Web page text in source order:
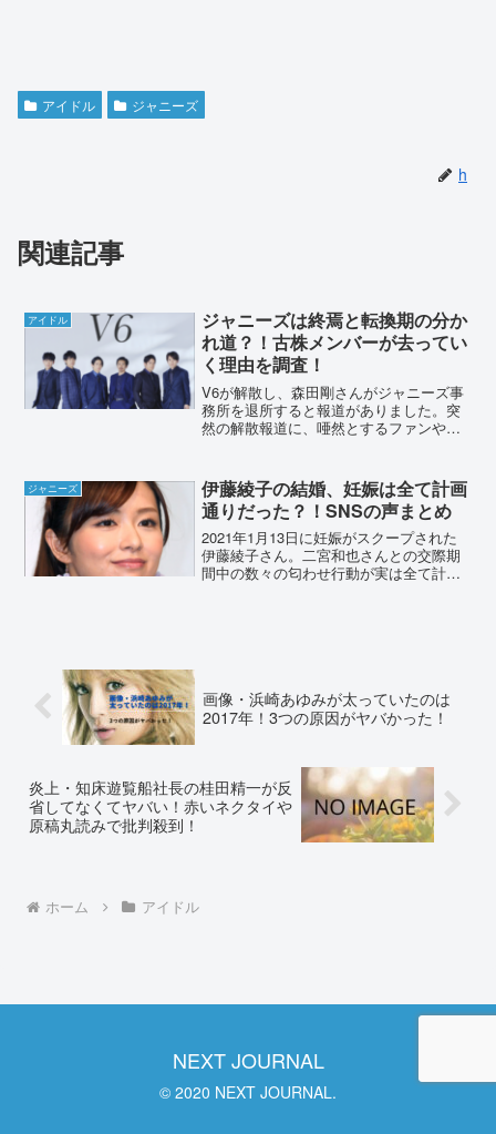
アイドル ジャニーズ
h
関連記事
アイドル
ジャニーズは終焉と転換期の分か
れ道？！古株メンバーが去ってい
く理由を調査！
V6が解散し、森田剛さんがジャニーズ事
務所を退所すると報道がありました。突
然の解散報道に、唖然とするファンや驚
のジャニーズ事務所はどうなっていくの
でしょうか？動向を探っ...
ジャニーズ
伊藤綾子の結婚、妊娠は全て計画
通りだった？！SNSの声まとめ
2021年1月13日に妊娠がスクープされた
伊藤綾子さん。二宮和也さんとの交際期
間中の数々の匂わせ行動が実は全て計画
画像・浜崎あゆみが太っていたのは
2017年！3つの原因がヤバかった！
炎上・知床遊覧船社長の桂田精一が反
省してなくてヤバい！赤いネクタイや
原稿丸読みで批判殺到！
ホーム アイドル
NEXT JOURNAL
© 2020 NEXT JOURNAL.